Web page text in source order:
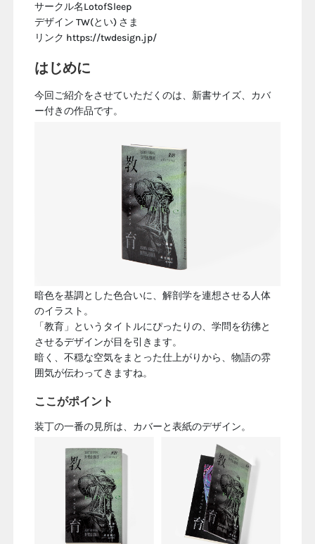
サークル名LotofSleep
デザイン TW(とい) さま
リンク https://twdesign.jp/
はじめに
今回ご紹介をさせていただくのは、新書サイズ、カバ
ー付きの作品です。
暗色を基調とした色合いに、解剖学を連想させる人体
のイラスト。
「教育」というタイトルにぴったりの、学問を彷彿と
させるデザインが目を引きます。
暗く、不穏な空気をまとった仕上がりから、物語の雰
囲気が伝わってきますね。
ここがポイント
装丁の一番の見所は、カバーと表紙のデザイン。